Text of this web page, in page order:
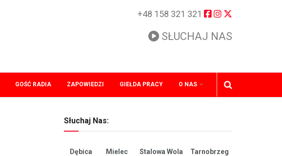
+48 158 321 321
SŁUCHAJ NAS
GOŚĆ RADIA ZAPOWIEDZI GIEŁDA PRACY O NAS
Słuchaj Nas:
Dębica Mielec Stalowa Wola
Tarnobrzeg